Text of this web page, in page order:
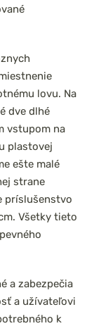
lovu. Na
dve dlhé
vstupom na
plastovej
ešte malé
strane
príslušenstvo
Všetky tieto
a zabezpečia
a užívateľovi
k